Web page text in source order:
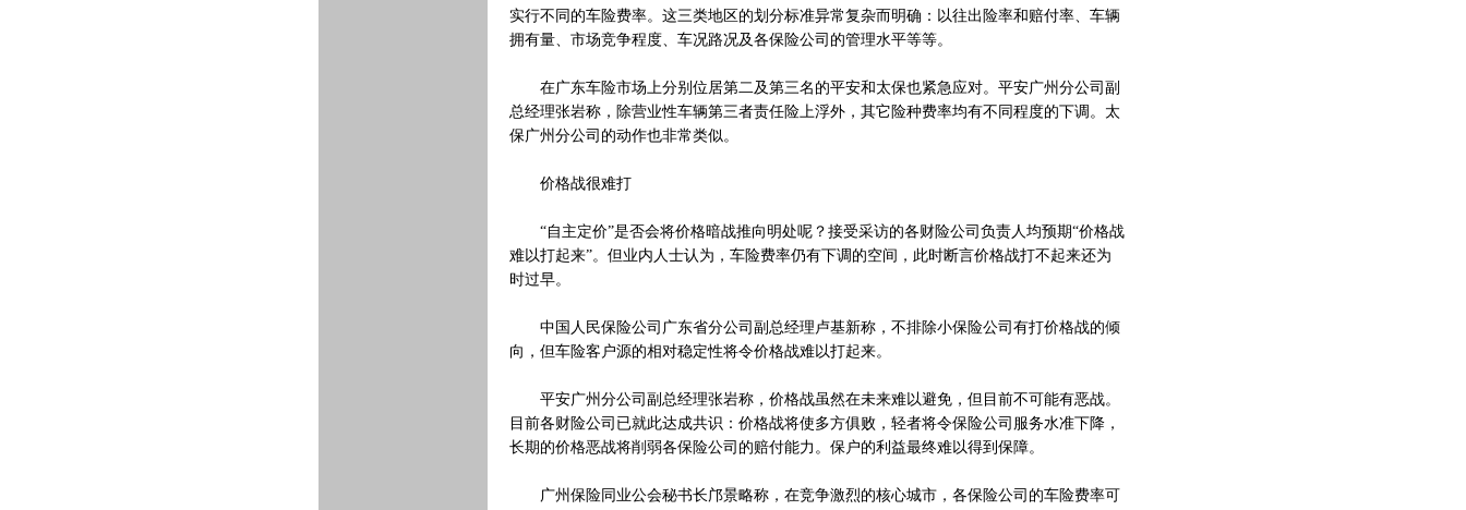
实行不同的车险费率。这三类地区的划分标准异常复杂而明确：以往出险率和赔付率、车辆
拥有量、市场竞争程度、车况路况及各保险公司的管理水平等等。
在广东车险市场上分别位居第二及第三名的平安和太保也紧急应对。平安广州分公司副
总经理张岩称，除营业性车辆第三者责任险上浮外，其它险种费率均有不同程度的下调。太
保广州分公司的动作也非常类似。
价格战很难打
“自主定价”是否会将价格暗战推向明处呢？接受采访的各财险公司负责人均预期“价格战
难以打起来”。但业内人士认为，车险费率仍有下调的空间，此时断言价格战打不起来还为
时过早。
中国人民保险公司广东省分公司副总经理卢基新称，不排除小保险公司有打价格战的倾
向，但车险客户源的相对稳定性将令价格战难以打起来。
平安广州分公司副总经理张岩称，价格战虽然在未来难以避免，但目前不可能有恶战。
目前各财险公司已就此达成共识：价格战将使多方俱败，轻者将令保险公司服务水准下降，
长期的价格恶战将削弱各保险公司的赔付能力。保户的利益最终难以得到保障。
广州保险同业公会秘书长邝景略称，在竞争激烈的核心城市，各保险公司的车险费率可